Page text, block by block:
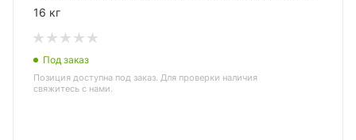
16 кг
Под заказ
Позиция доступна под заказ. Для проверки наличия
свяжитесь с нами.